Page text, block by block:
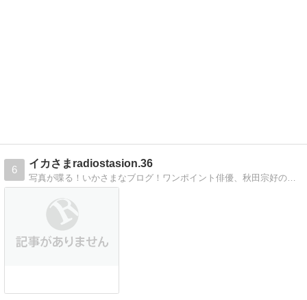
6
イカさまradiostasion.36
写真が喋る！いかさまなブログ！ワンポイント俳優、秋田宗好の気まぐれブログ！見ればわかりますよ。